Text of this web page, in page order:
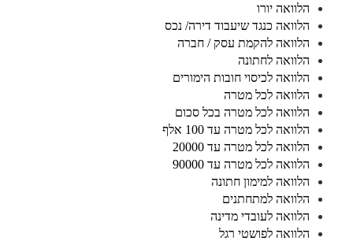
הלוואה יורו
הלוואה כנגד שיעבוד דירה/ נכס
הלוואה להקמת עסק / חברה
הלוואה לחתונה
הלוואה לכיסוי חובות הימורים
הלוואה לכל מטרה
הלוואה לכל מטרה בכל סכום
הלוואה לכל מטרה עד 100 אלף
הלוואה לכל מטרה עד 20000
הלוואה לכל מטרה עד 90000
הלוואה למימון חתונה
הלוואה למתחתנים
הלוואה לעובדי מדינה
הלוואה לפושטי רגל